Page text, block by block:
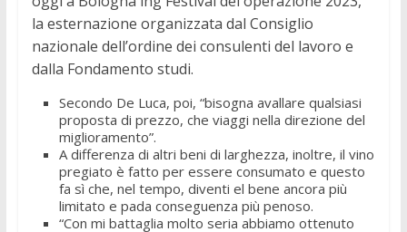
la esternazione organizzata dal Consiglio
nazionale dell’ordine dei consulenti del lavoro e
dalla Fondamento studi.
Secondo De Luca, poi, “bisogna avallare qualsiasi
proposta di prezzo, che viaggi nella direzione del
miglioramento”.
A differenza di altri beni di larghezza, inoltre, il vino
pregiato è fatto per essere consumato e questo
fa sì che, nel tempo, diventi el bene ancora più
limitato e pada conseguenza più penoso.
“Con mi battaglia molto seria abbiamo ottenuto